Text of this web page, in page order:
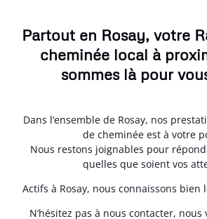
Partout en Rosay, votre
cheminée local à
sommes là pour
Dans l’ensemble de Rosay, nos
de cheminée est à votre
Nous restons joignables pour
quelles que soient vos
Actifs à Rosay, nous connaissons bien
N’hésitez pas à nous contacter,